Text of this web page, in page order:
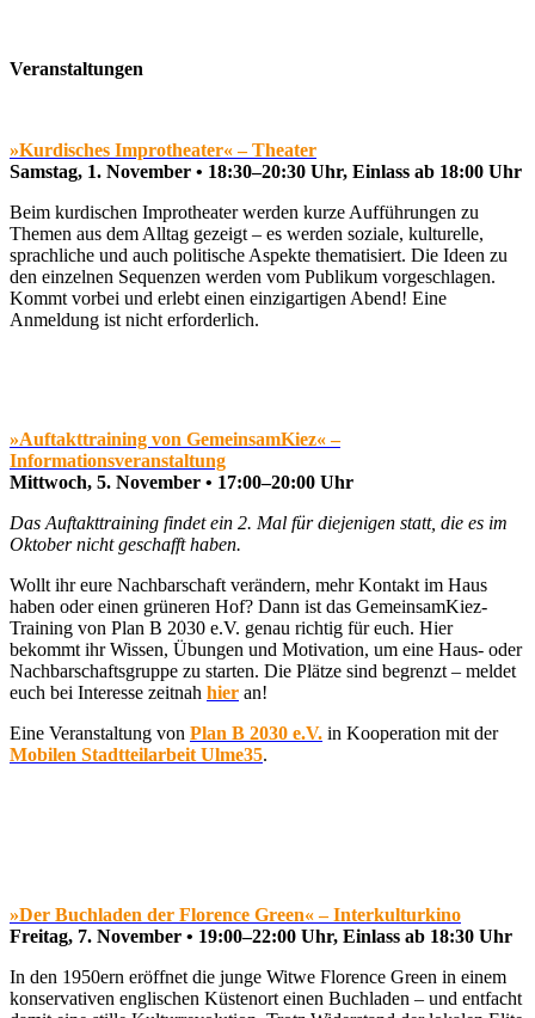
Veranstaltungen
»Kurdisches Improtheater« – Theater
Samstag, 1. November • 18:30–20:30 Uhr, Einlass ab 18:00 Uhr
Beim kurdischen Improtheater werden kurze Aufführungen zu
Themen aus dem Alltag gezeigt – es werden soziale, kulturelle,
sprachliche und auch politische Aspekte thematisiert. Die Ideen zu
den einzelnen Sequenzen werden vom Publikum vorgeschlagen.
Kommt vorbei und erlebt einen einzigartigen Abend! Eine
Anmeldung ist nicht erforderlich.
»Auftakttraining von GemeinsamKiez« –
Informationsveranstaltung
Mittwoch, 5. November • 17:00–20:00 Uhr
Das Auftakttraining findet ein 2. Mal für diejenigen statt, die es im
Oktober nicht geschafft haben.
Wollt ihr eure Nachbarschaft verändern, mehr Kontakt im Haus
haben oder einen grüneren Hof? Dann ist das GemeinsamKiez-
Training von Plan B 2030 e.V. genau richtig für euch. Hier
bekommt ihr Wissen, Übungen und Motivation, um eine Haus- oder
Nachbarschaftsgruppe zu starten. Die Plätze sind begrenzt – meldet
euch bei Interesse zeitnah hier an!
Eine Veranstaltung von Plan B 2030 e.V. in Kooperation mit der
Mobilen Stadtteilarbeit Ulme35.
»Der Buchladen der Florence Green« – Interkulturkino
Freitag, 7. November • 19:00–22:00 Uhr, Einlass ab 18:30 Uhr
In den 1950ern eröffnet die junge Witwe Florence Green in einem
konservativen englischen Küstenort einen Buchladen – und entfacht